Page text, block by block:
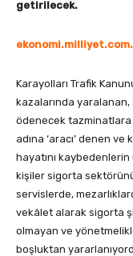
getirilecek.
Karayolları Trafik
kazalarında
ödenecek tazminatlara
adına ‘aracı’ denen
hayatını
kişiler sigorta
servislerde,
vekâlet alarak sigorta
olmayan ve
boşluktan